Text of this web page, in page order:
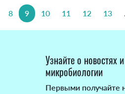
8 9 10 11 12 13
Узнайте о новостях
микробиологии
Первыми получайте